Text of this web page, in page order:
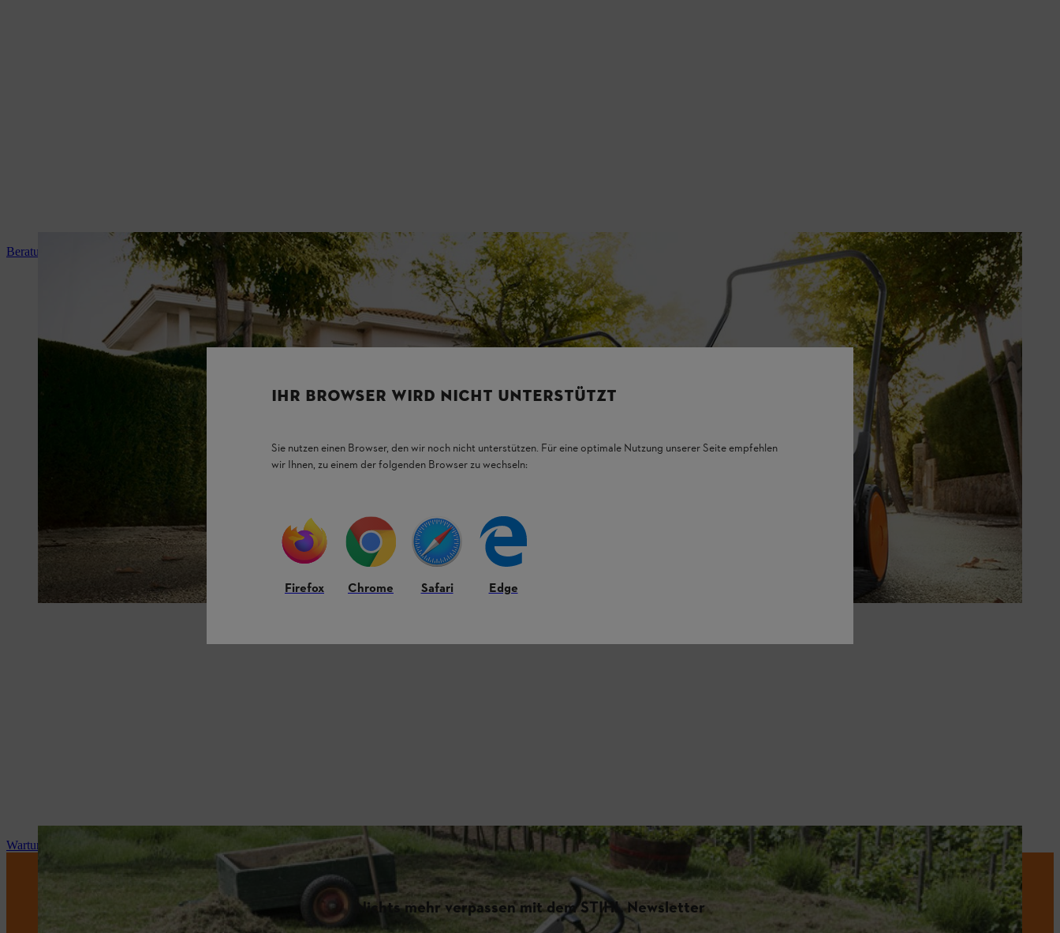
Beratung und Produkteinweisung
Wartung und Reparatur
Nichts mehr verpassen mit dem STIHL Newsletter
IHR BROWSER WIRD NICHT UNTERSTÜTZT
Sie nutzen einen Browser, den wir noch nicht unterstützen. Für eine optimale Nutzung unserer Seite empfehlen
wir Ihnen, zu einem der folgenden Browser zu wechseln:
Firefox Chrome Safari Edge